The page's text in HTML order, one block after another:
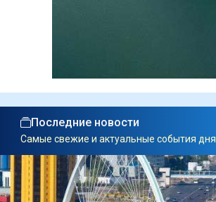
Последние новости
Самые свежие и актуальные события дня